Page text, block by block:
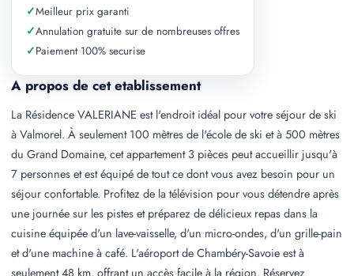
A propos de cet etablissement
La Résidence VALERIANE est l'endroit idéal pour votre séjour de ski
à Valmorel. À seulement 100 mètres de l'école de ski et à 500 mètres
du Grand Domaine, cet appartement 3 pièces peut accueillir jusqu'à
7 personnes et est équipé de tout ce dont vous avez besoin pour un
séjour confortable. Profitez de la télévision pour vous détendre après
une journée sur les pistes et préparez de délicieux repas dans la
cuisine équipée d'un lave-vaisselle, d'un micro-ondes, d'un grille-pain
et d'une machine à café. L'aéroport de Chambéry-Savoie est à
seulement 48 km, offrant un accès facile à la région. Réservez
✓Meilleur prix garanti
✓Annulation gratuite sur de nombreuses offres
✓Paiement 100% securise